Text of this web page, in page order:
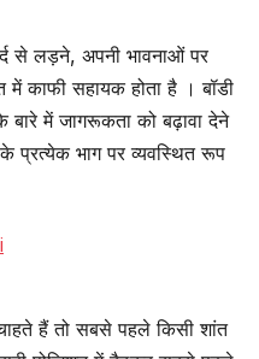
से लड़ने, अपनी भावनाओं पर
काफी सहायक होता है । बॉडी
में जागरूकता को बढ़ावा देने
प्रत्येक भाग पर व्यवस्थित रूप
हैं तो सबसे पहले किसी शांत